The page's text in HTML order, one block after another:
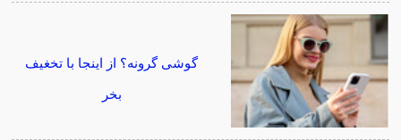
گوشی گرونه؟ از اینجا با تخغیف
بخر